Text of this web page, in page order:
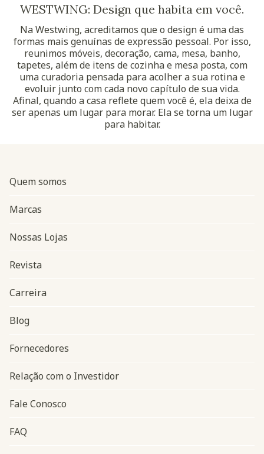
WESTWING: Design que habita em você.
Na Westwing, acreditamos que o design é uma das
formas mais genuínas de expressão pessoal. Por isso,
reunimos móveis, decoração, cama, mesa, banho,
tapetes, além de itens de cozinha e mesa posta, com
uma curadoria pensada para acolher a sua rotina e
evoluir junto com cada novo capítulo de sua vida.
Afinal, quando a casa reflete quem você é, ela deixa de
ser apenas um lugar para morar. Ela se torna um lugar
para habitar.
Navegação do rodapé
Quem somos
Marcas
Nossas Lojas
Revista
Carreira
Blog
Fornecedores
Relação com o Investidor
Fale Conosco
FAQ